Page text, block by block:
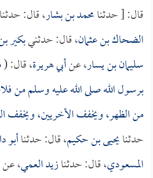
قال: [ حدثنامحمد بن بشار، قال:
الضحاك بن عثمان، قال: حدثنيبكير
سليمان بن يسار، عنأبي هريرة، قال: (
برسول الله صلى الله عليه وسلم من
من الظهر، ويخفف الأخريين، ويخفف
حدثنايحيى بن حكيم، قال: حدثناأبو
المسعودي، قال: حدثنازيد العمي، عن